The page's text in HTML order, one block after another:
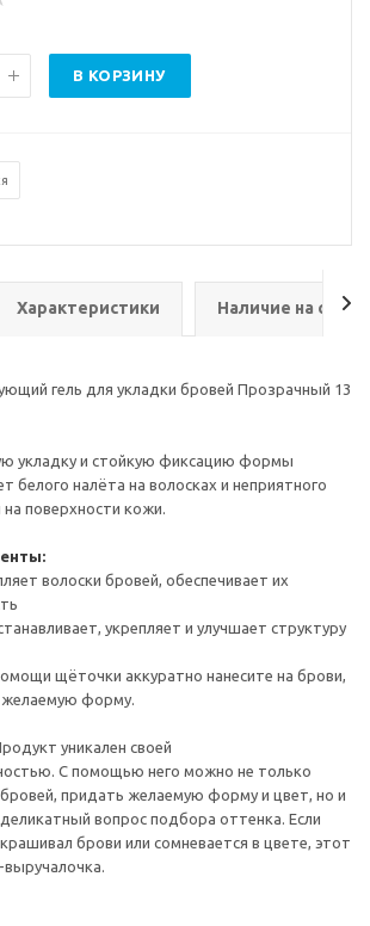
В КОРЗИНУ
Характеристики Наличие на
гель для укладки бровей Прозрачный 13
укладку и стойкую фиксацию формы
белого налёта на волосках и неприятного
поверхности кожи.
волоски бровей, обеспечивает их
укрепляет и улучшает структуру
щёточки аккуратно нанесите на брови,
желаемую форму.
уникален своей
С помощью него можно не только
придать желаемую форму и цвет, но и
вопрос подбора оттенка. Если
брови или сомневается в цвете, этот